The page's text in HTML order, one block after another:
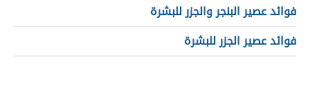
فوائد عصير البنجر والجزر للبشرة
فوائد عصير الجزر للبشرة